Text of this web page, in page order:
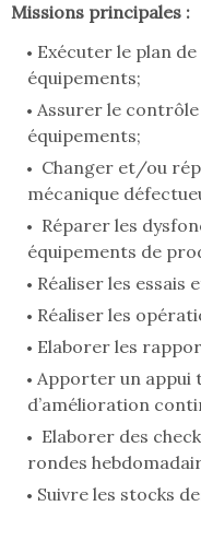
Missions principales :
Exécuter le plan
équipements;
Assurer le
équipements;
Changer et/ou
mécanique
Réparer les
équipements de
Réaliser les
Réaliser les
Elaborer les
Apporter un appui
d’amélioration
Elaborer des
rondes
Suivre les stocks